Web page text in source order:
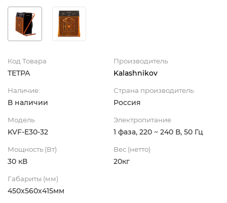
Код Товара
ТЕТРА
Производитель
Kalashnikov
Наличие:
В наличии
Страна производитель
Россия
Модель
KVF-E30-32
Электропитание
1 фаза, 220 ~ 240 В, 50 Гц
Мощность (Вт)
30 кВ
Вес (нетто)
20кг
Габариты (мм)
450x560x415мм